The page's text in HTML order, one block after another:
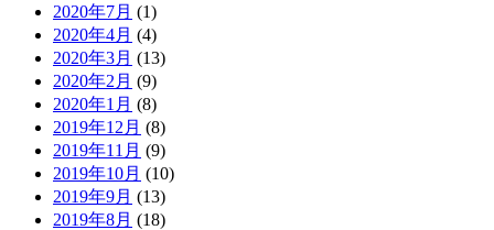
2020年7月 (1)
2020年4月 (4)
2020年3月 (13)
2020年2月 (9)
2020年1月 (8)
2019年12月 (8)
2019年11月 (9)
2019年10月 (10)
2019年9月 (13)
2019年8月 (18)